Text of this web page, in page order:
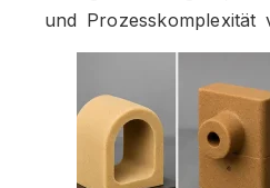
und Prozesskomplexität